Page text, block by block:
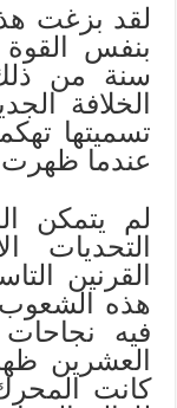
لقد بزغت
سنة من
الخلافة
تسميتها
عندما ظهرت
لم يتمكن
التحديات
القرنين
هذه
فيه
العشرين
كانت